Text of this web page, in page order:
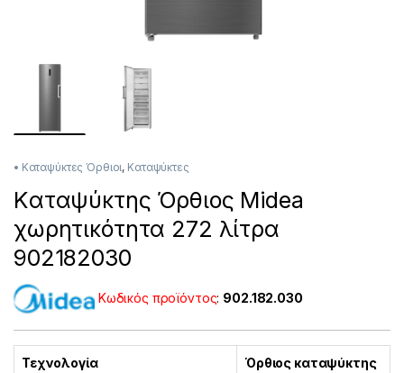
• Καταψύκτες Όρθιοι, Καταψύκτες
Kαταψύκτης Όρθιος Midea
χωρητικότητα 272 λίτρα
902182030
Κωδικός προϊόντος: 902.182.030
Τεχνολογία
Όρθιος καταψύκτης